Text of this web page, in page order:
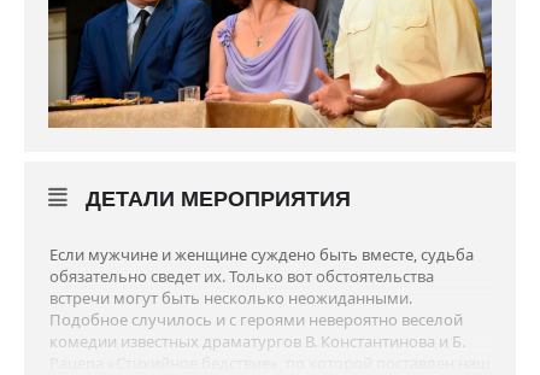
ДЕТАЛИ МЕРОПРИЯТИЯ
Если мужчине и женщине суждено быть вместе, судьба
обязательно сведет их. Только вот обстоятельства
встречи могут быть несколько неожиданными.
Подобное случилось и с героями невероятно веселой
комедии известных драматургов В. Константинова и Б.